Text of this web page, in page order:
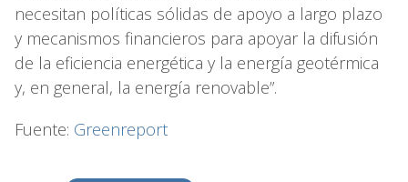
necesitan políticas sólidas de apoyo a largo plazo
y mecanismos financieros para apoyar la difusión
de la eficiencia energética y la energía geotérmica
y, en general, la energía renovable”.
Fuente: Greenreport